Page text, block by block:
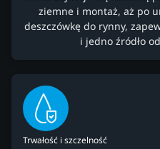
ziemne i montaż, aż po
deszczówkę do rynny,
i jedno źródło
Trwałość i szczelność